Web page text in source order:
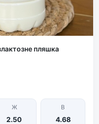
пляшка
Ж
2.50
В
4.68